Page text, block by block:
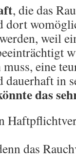
, die das
dort
weil
eine
in
das
das